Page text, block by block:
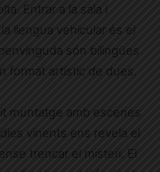
Entrar a la sala i
llengua vehicular és el
són bilingües
format artístic de dues.
muntatge amb escenes
vinents ens revela el
trencar el misteri. El